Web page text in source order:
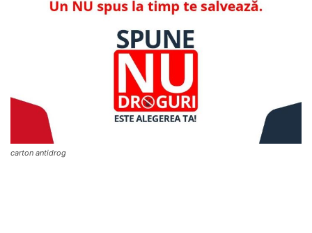
carton antidrog